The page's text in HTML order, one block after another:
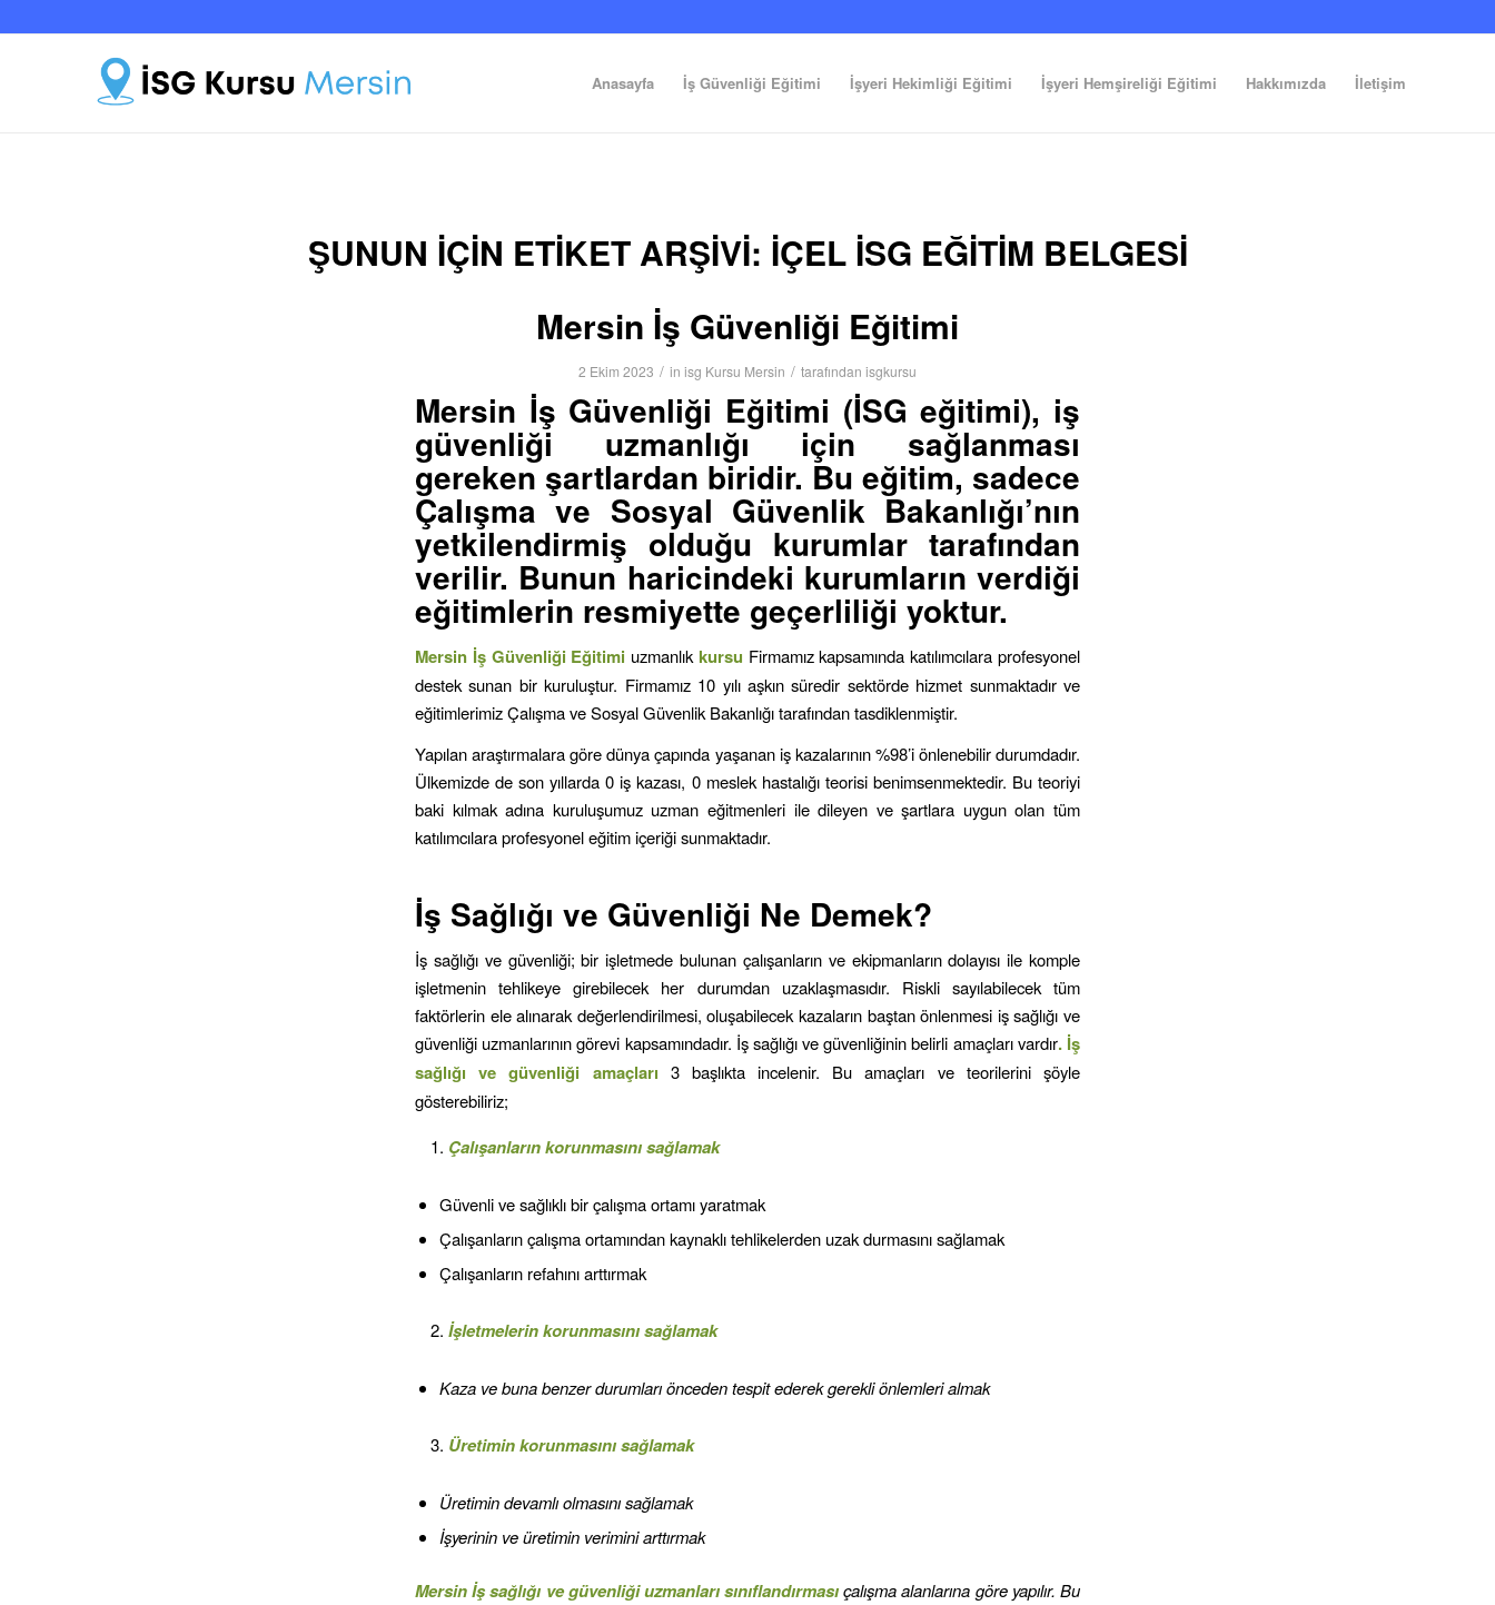
Anasayfa İş Güvenliği Eğitimi İşyeri Hekimliği Eğitimi İşyeri Hemşireliği Eğitimi Hakkımızda İletişim
ŞUNUN IÇIN ETIKET ARŞIVI: İÇEL ISG EĞITIM BELGESI
Mersin İş Güvenliği Eğitimi
2 Ekim 2023 / in isg Kursu Mersin / tarafından isgkursu
Mersin İş Güvenliği Eğitimi (İSG eğitimi), iş
güvenliği uzmanlığı için sağlanması
gereken şartlardan biridir. Bu eğitim, sadece
Çalışma ve Sosyal Güvenlik Bakanlığı’nın
yetkilendirmiş olduğu kurumlar tarafından
verilir. Bunun haricindeki kurumların verdiği
eğitimlerin resmiyette geçerliliği yoktur.
Mersin İş Güvenliği Eğitimi uzmanlıkkursu Firmamız kapsamında katılımcılara profesyonel
destek sunan bir kuruluştur. Firmamız 10 yılı aşkın süredir sektörde hizmet sunmaktadır ve
eğitimlerimiz Çalışma ve Sosyal Güvenlik Bakanlığı tarafından tasdiklenmiştir.
Yapılan araştırmalara göre dünya çapında yaşanan iş kazalarının %98’i önlenebilir durumdadır.
Ülkemizde de son yıllarda 0 iş kazası, 0 meslek hastalığı teorisi benimsenmektedir. Bu teoriyi
baki kılmak adına kuruluşumuz uzman eğitmenleri ile dileyen ve şartlara uygun olan tüm
katılımcılara profesyonel eğitim içeriği sunmaktadır.
İş Sağlığı ve Güvenliği Ne Demek?
İş sağlığı ve güvenliği; bir işletmede bulunan çalışanların ve ekipmanların dolayısı ile komple
işletmenin tehlikeye girebilecek her durumdan uzaklaşmasıdır. Riskli sayılabilecek tüm
faktörlerin ele alınarak değerlendirilmesi, oluşabilecek kazaların baştan önlenmesi iş sağlığı ve
güvenliği uzmanlarının görevi kapsamındadır. İş sağlığı ve güvenliğinin belirli amaçları vardır. İş
sağlığı ve güvenliği amaçları 3 başlıkta incelenir. Bu amaçları ve teorilerini şöyle
gösterebiliriz;
Çalışanların korunmasını sağlamak
Güvenli ve sağlıklı bir çalışma ortamı yaratmak
Çalışanların çalışma ortamından kaynaklı tehlikelerden uzak durmasını sağlamak
Çalışanların refahını arttırmak
İşletmelerin korunmasını sağlamak
Kaza ve buna benzer durumları önceden tespit ederek gerekli önlemleri almak
Üretimin korunmasını sağlamak
Üretimin devamlı olmasını sağlamak
İşyerinin ve üretimin verimini arttırmak
Mersin İş sağlığı ve güvenliği uzmanları sınıflandırmasıçalışma alanlarına göre yapılır. Bu